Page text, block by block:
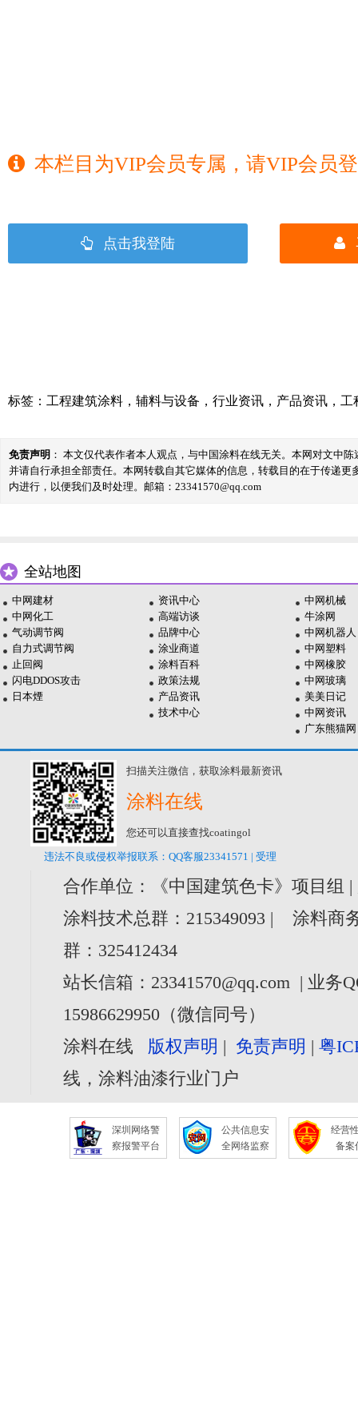
本栏目为VIP会员专属，请VIP会员
点击我登陆
标签： 工程建筑涂料 ， 辅料与设备 ， 行业资讯 ， 产品资讯 ， 工
免责声明 ： 本文仅代表作者本人观点，与中国涂料在线无关。本网对文中
并请自行承担全部责任。本网转载自其它媒体的信息，转载目的在于传递
内进行，以便我们及时处理。邮箱：23341570@qq.com
全站地图
中网建材
中网化工
气动调节阀
自力式调节阀
止回阀
闪电DDOS攻击
日本煙
资讯中心
高端访谈
品牌中心
涂业商道
涂料百科
政策法规
产品资讯
技术中心
中网机械
牛涂网
中网机器人
中网塑料
中网橡胶
中网玻璃
美美日记
中网资讯
广东熊猫网
扫描关注微信，获取涂料最新资讯
涂料在线
您还可以直接查找coatingol
违法不良或侵权举报联系：QQ客服23341571 | 受理
合作单位：《中国建筑色卡》项目组
涂料技术总群：215349093 | 涂料商
群：325412434
站长信箱：23341570@qq.com | 业务
15986629950（微信同号）
涂料在线 版权声明 | 免责声明 | 粤
线，涂料油漆行业门户
深圳网络警
察报警平台
公共信息安
全网络监察
经营
备案